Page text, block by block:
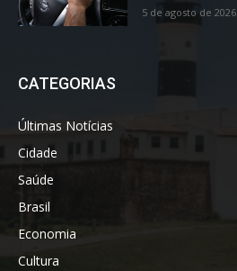
5 de agosto de 2026
CATEGORIAS
Últimas Notícias
Cidade
Saúde
Brasil
Economia
Cultura